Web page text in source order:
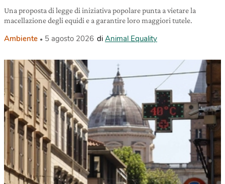
Una proposta di legge di iniziativa popolare punta a vietare la
macellazione degli equidi e a garantire loro maggiori tutele.
Ambiente 5 agosto 2026 di Animal Equality